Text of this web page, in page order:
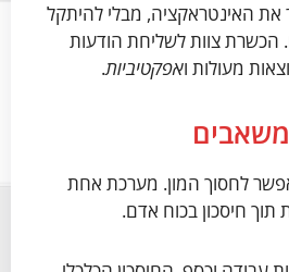
את האינטראקציה, מבלי להיתקל
הכשרת צוות לשליחת הודעות
מעולות ואפקטיביות.
לחסוך המון. מערכת אחת
תוך חיסכון בכוח אדם.